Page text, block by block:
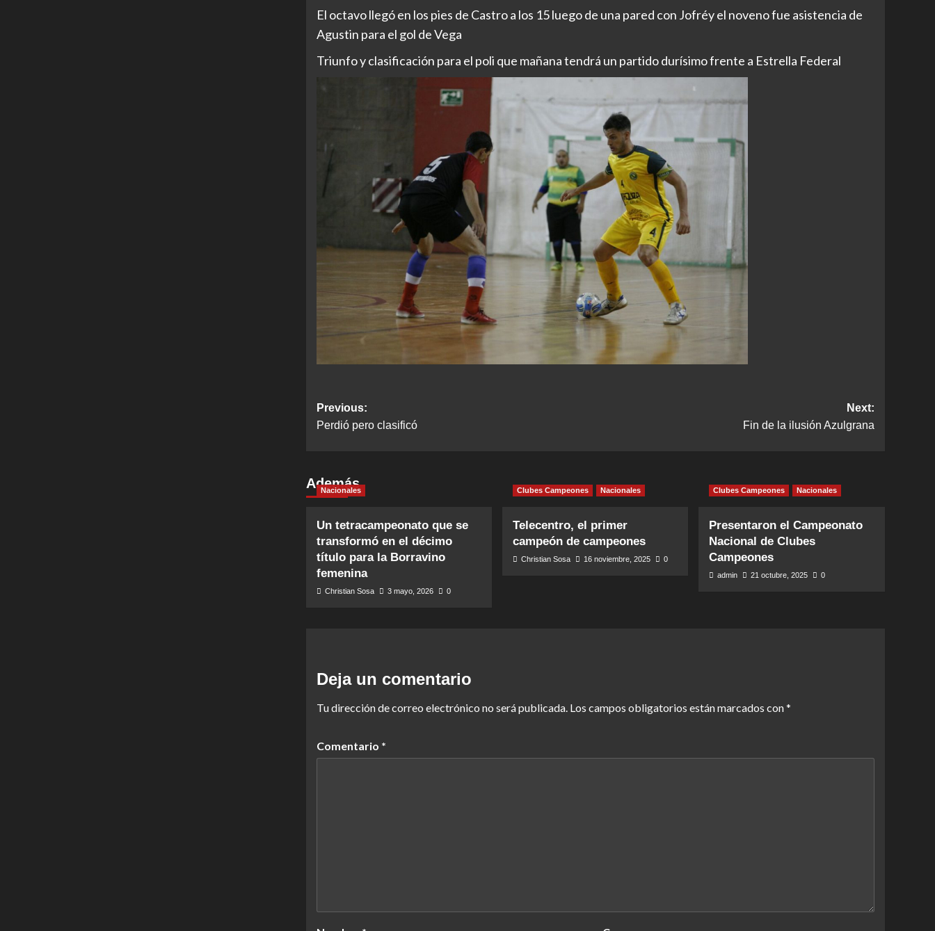
El octavo llegó en los pies de Castro a los 15 luego de una pared con Jofréy el noveno fue asistencia de
Agustin para el gol de Vega
Triunfo y clasificación para el poli que mañana tendrá un partido durísimo frente a Estrella Federal
Post
navigation
Previous:
Perdió pero clasificó
Next:
Fin de la ilusión Azulgrana
Además
Nacionales
Un tetracampeonato que se
transformó en el décimo
título para la Borravino
femenina
Christian Sosa 3 mayo, 2026 0
Clubes Campeones Nacionales
Telecentro, el primer
campeón de campeones
Christian Sosa 16 noviembre, 2025 0
Clubes Campeones Nacionales
Presentaron el Campeonato
Nacional de Clubes
Campeones
admin 21 octubre, 2025 0
Deja un comentario
Tu dirección de correo electrónico no será publicada. Los campos obligatorios están marcados con*
Comentario *